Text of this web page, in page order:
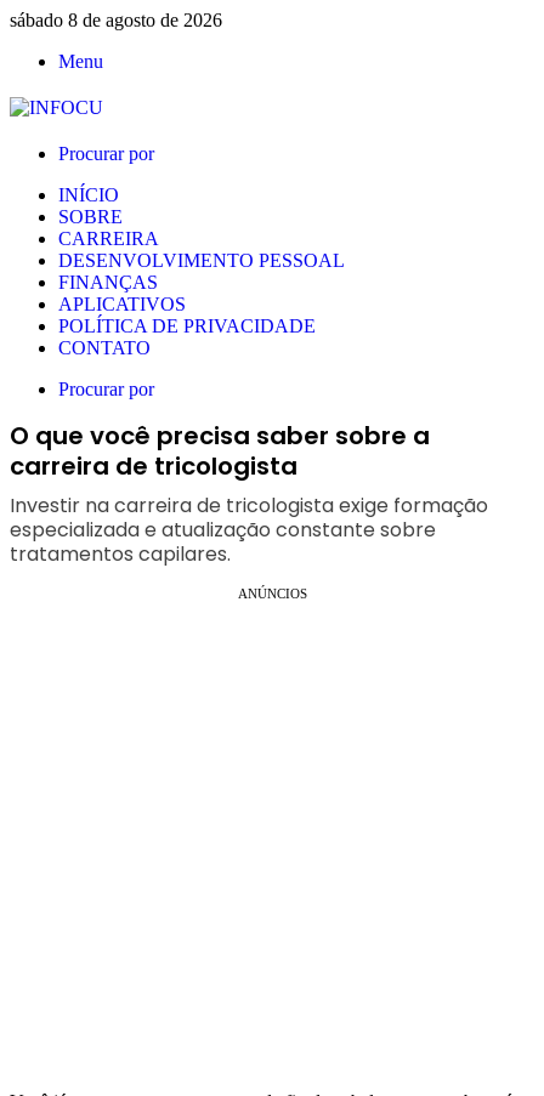
sábado 8 de agosto de 2026
Menu
Procurar por
INÍCIO
SOBRE
CARREIRA
DESENVOLVIMENTO PESSOAL
FINANÇAS
APLICATIVOS
POLÍTICA DE PRIVACIDADE
CONTATO
Procurar por
O que você precisa saber sobre a
carreira de tricologista
Investir na carreira de tricologista exige formação
especializada e atualização constante sobre
tratamentos capilares.
ANÚNCIOS